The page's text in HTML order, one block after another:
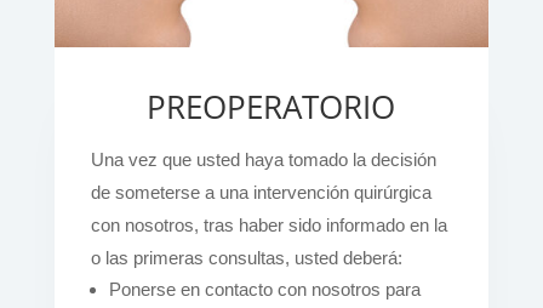
PREOPERATORIO
Una vez que usted haya tomado la decisión
de someterse a una intervención quirúrgica
con nosotros, tras haber sido informado en la
o las primeras consultas, usted deberá:
Ponerse en contacto con nosotros para